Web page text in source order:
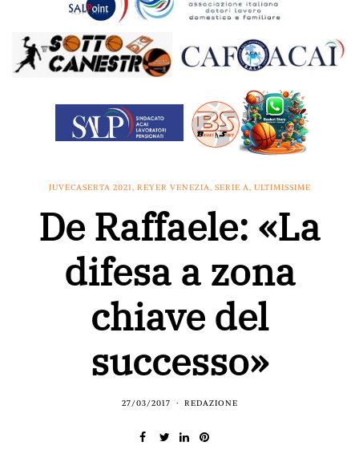
JUVECASERTA 2021, REYER VENEZIA, SERIE A, ULTIMISSIME
De Raffaele: «La
difesa a zona
chiave del
successo»
27/03/2017 REDAZIONE